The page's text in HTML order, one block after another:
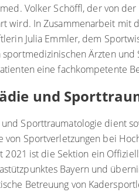
Volker Schöffl, der von der
wird. In Zusammenarbeit mit
Julia Emmler, dem
Ärzten und
eine fachkompetente
und
Sporttraumatologie dient
von Sportverletzungen bei
2021 ist die Sektion ein
Bayern und
Betreuung von